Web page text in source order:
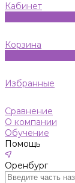
Кабинет
Корзина
Избранные
Сравнение
О компании
Обучение
Помощь
Оренбург